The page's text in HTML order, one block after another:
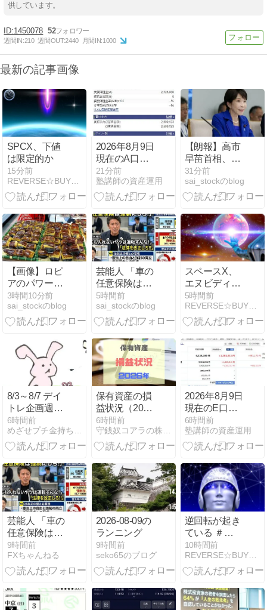
供しています。
1450078 52
週間IN:210 週間OUT:2440 月間IN:1000
最新の記事画像
SPCX、下値
は限定的か
15分前
REVERSE☆BUY☆長期投資☆米株
2026年8月9日
現在のA口座
の株式保有状
況
21分前
塾講師の資産運用
【朗報】高市
早苗首相、
3000万の公用
車でタバコを
吸うのが至福
31分前
sai_stockのblog
【画像】ロピ
アのパワー全
開おにぎり
444円 魅力的
すぎて草ｗｗ
3時間10分前
sai_stockのblog
芸能人 「車の
任意保険は強
制にしろ、保
険にも入れな
いヤツは運転
を改正し
ろ！！」
5時間前
sai_stockのblog
スペースX、
エヌビディア
と独占契約
──「宇宙空
間」でRubin
5時間前
REVERSE☆BUY☆長期投資☆米株
8/3～8/7 デイ
トレ企画週間
まとめ
6時間前
めざせプチ金持ち 投資日記
保有資産の損
益状況（2026
年8月8日時
点）
6時間前
守銭奴コアラの株日記
2026年8月9日
現在のE口座
の株式保有状
況
6時間前
塾講師の資産運用
芸能人 「車の
任意保険は強
制にしろ、保
険にも入れな
いヤツは運転
を改正し
ろ！！」
9時間前
FXちゃんねる
2026-08-09の
ランニング
9時間前
seko65のブログ
逆回転が起き
ている ＃
SPCX
10時間前
REVERSE☆BUY☆長期投資☆米株